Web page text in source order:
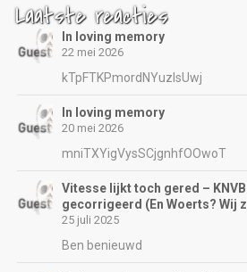
Laatste reacties
In loving memory
22 mei 2026
kTpFTKPmordNYuzIsUwj
In loving memory
20 mei 2026
mniTXYigVysSCjgnhfOOwoT
Vitesse lijkt toch gered –
gecorrigeerd (En Woerts? Wij
25 juli 2025
Ben benieuwd